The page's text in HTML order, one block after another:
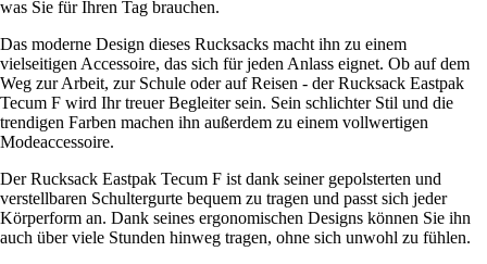
was Sie für Ihren Tag brauchen.
Das moderne Design dieses Rucksacks macht ihn zu einem
vielseitigen Accessoire, das sich für jeden Anlass eignet. Ob auf dem
Weg zur Arbeit, zur Schule oder auf Reisen - der Rucksack Eastpak
Tecum F wird Ihr treuer Begleiter sein. Sein schlichter Stil und die
trendigen Farben machen ihn außerdem zu einem vollwertigen
Modeaccessoire.
Der Rucksack Eastpak Tecum F ist dank seiner gepolsterten und
verstellbaren Schultergurte bequem zu tragen und passt sich jeder
Körperform an. Dank seines ergonomischen Designs können Sie ihn
auch über viele Stunden hinweg tragen, ohne sich unwohl zu fühlen.